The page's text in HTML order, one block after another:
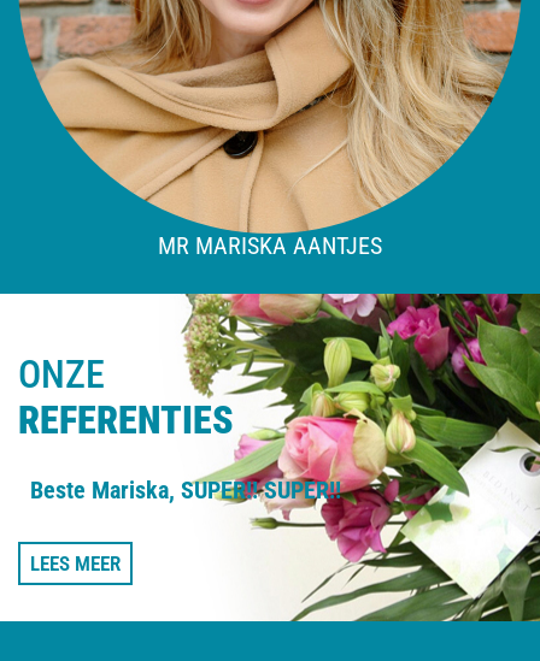
MR MARISKA AANTJES
ONZE
REFERENTIES
Beste Mariska, SUPER!! SUPER!!
LEES MEER